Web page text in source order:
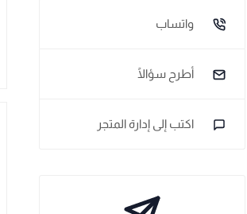
واتساب
أطرح سؤالًا
اكتب إلى إدارة المتجر